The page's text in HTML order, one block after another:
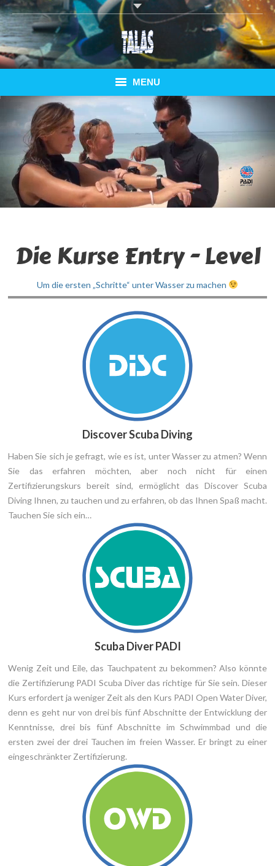
MENU
Tauchkurse
Tauchen Elba
Speziell Pianosa
Fähren
Preisliste
Die Kurse Entry - Level
Um die ersten „Schritte“ unter Wasser zu machen
Discover Scuba Diving
Haben Sie sich je gefragt, wie es ist, unter Wasser zu atmen? Wenn
Sie das erfahren möchten, aber noch nicht für einen
Zertifizierungskurs bereit sind, ermöglicht das Discover Scuba
Diving Ihnen, zu tauchen und zu erfahren, ob das Ihnen Spaß macht.
Tauchen Sie sich ein…
Scuba Diver PADI
Wenig Zeit und Eile, das Tauchpatent zu bekommen? Also könnte
die Zertifizierung PADI Scuba Diver das richtige für Sie sein. Dieser
Kurs erfordert ja weniger Zeit als den Kurs PADI Open Water Diver,
denn es geht nur von drei bis fünf Abschnitte der Entwicklung der
Kenntnisse, drei bis fünf Abschnitte im Schwimmbad und die
ersten zwei der drei Tauchen im freien Wasser. Er bringt zu einer
eingeschränkter Zertifizierung.